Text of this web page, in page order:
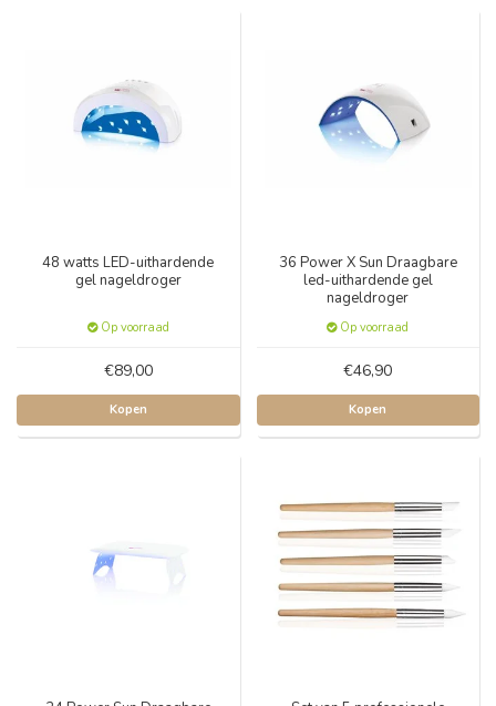
48 watts LED-uithardende
gel nageldroger
Op voorraad
€89,00
Kopen
36 Power X Sun Draagbare
led-uithardende gel
nageldroger
Op voorraad
€46,90
Kopen